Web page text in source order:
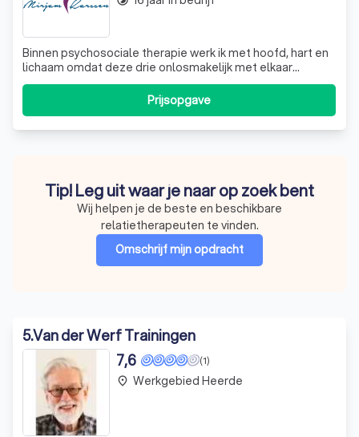
Binnen psychosociale therapie werk ik met hoofd, hart en
lichaam omdat deze drie onlosmakelijk met elkaar
verbonden zijn. Een klacht, probleem of moeilijke situatie
verstoort de balans tussen hoofd, hart en lichaam. Het
kan zijn dat je zelf niet meer verder komt met de klacht of
Prijsopgave
Tip! Leg uit waar je naar op zoek bent
Wij helpen je de beste en beschikbare
relatietherapeuten te vinden.
Omschrijf mijn opdracht
5.Van der Werf Trainingen
(1)
7,6
place Werkgebied Heerde